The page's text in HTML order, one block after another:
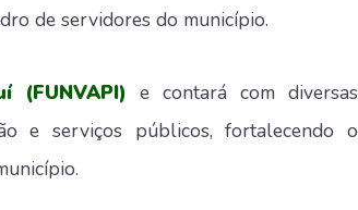
de servidores do município.
(FUNVAPI) e contará com diversas
e serviços públicos, fortalecendo o